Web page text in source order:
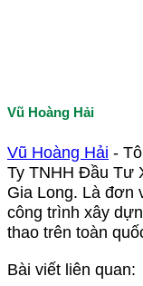
Vũ Hoàng Hải
Vũ Hoàng Hải -
Ty TNHH Đầu Tư
Gia Long. Là đơn
công trình xây
thao trên toàn
Bài viết liên quan: